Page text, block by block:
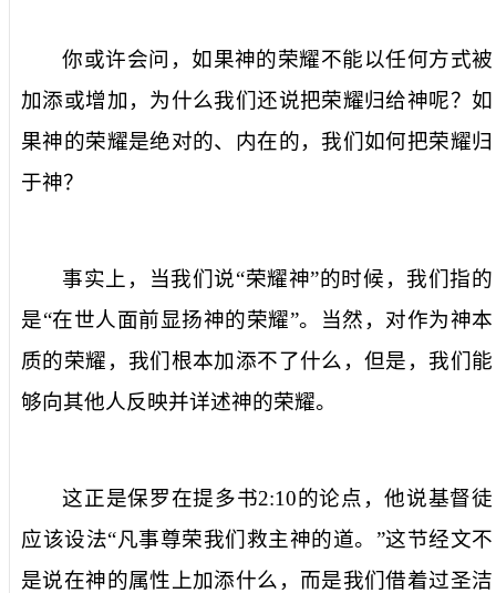
你或许会问，如果神的荣耀不能以任何方式被
加添或增加，为什么我们还说把荣耀归给神呢？如
果神的荣耀是绝对的、内在的，我们如何把荣耀归
于神？
事实上，当我们说“荣耀神”的时候，我们指的
是“在世人面前显扬神的荣耀”。当然，对作为神本
质的荣耀，我们根本加添不了什么，但是，我们能
够向其他人反映并详述神的荣耀。
这正是保罗在提多书2:10的论点，他说基督徒
应该设法“凡事尊荣我们救主神的道。”这节经文不
是说在神的属性上加添什么，而是我们借着过圣洁